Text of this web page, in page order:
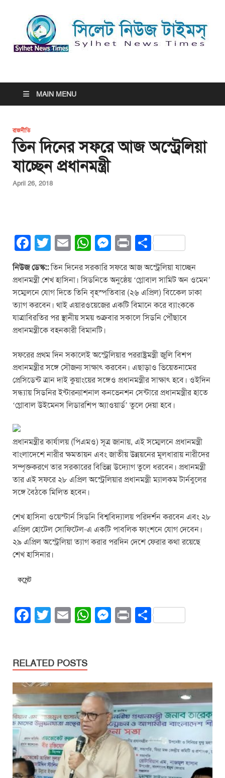
সিলেট নিউজ টাইমস্ | Sylhet
News Times
MAIN MENU
রাজনীতি
তিন দিনের সফরে আজ অস্ট্রেলিয়া
যাচ্ছেন প্রধানমন্ত্রী
April 26, 2018
F
a
c
e
b
o
o
k
T
wi
tt
er
E
ail
W
at
s
A
p
p
M
ss
e
n
g
Pr
in
t
S
h
ar
e
নিউজ ডেস্ক::তিন দিনের সরকারি সফরে আজ অস্ট্রেলিয়া যাচ্ছেন
প্রধানমন্ত্রী শেখ হাসিনা। সিডনিতে অনুষ্ঠেয় ‘গ্লোবাল সামিট অন ওমেন’
সম্মেলনে যোগ দিতে তিনি বৃহস্পতিবার (২৬ এপ্রিল) বিকেেল ঢাকা
ত্যাগ করবেন। থাই এয়ারওয়েজের একটি বিমানে করে ব্যাংককে
যাত্রাবিরতির পর স্থানীয় সময় শুক্রবার সকালে সিডনি পৌঁছাবে
প্রধানমন্ত্রীকে বহনকারী বিমানটি।
সফরের প্রথম দিন সকালেই অস্ট্রেলিয়ার পররাষ্ট্রমন্ত্রী জুলি বিশপ
প্রধানমন্ত্রীর সঙ্গে সৌজন্য সাক্ষাৎ করবেন। এছাড়াও ভিয়েতনামের
প্রেসিডেন্ট ত্রান দাই কুয়াংয়ের সঙ্গেও প্রধানমন্ত্রীর সাক্ষাৎ হবে। ওইদিন
সন্ধ্যায় সিডনির ইন্টারন্যাশনাল কনভেনশন সেন্টারে প্রধানমন্ত্রীর হাতে
‘গ্লোবাল উইমেনস লিডারশিপ অ্যাওয়ার্ড’ তুলে দেয়া হবে।
প্রধানমন্ত্রীর কার্যালয় (পিএমও) সূত্র জানায়, এই সম্মেলনে প্রধানমন্ত্রী
বাংলাদেশে নারীর ক্ষমতায়ন এবং জাতীয় উন্নয়নের মূলধারায় নারীদের
সম্পৃক্তকরণে তার সরকারের বিভিন্ন উদ্যোগ তুলে ধরবেন। প্রধানমন্ত্রী
তার এই সফরে ২৮ এপ্রিল অস্ট্রেলিয়ার প্রধানমন্ত্রী ম্যালকম টার্নবুলের
সঙ্গে বৈঠকে মিলিত হবেন।
শেখ হাসিনা ওয়েস্টার্ন সিডনি বিশ্ববিদ্যালয় পরিদর্শন করবেন এবং ২৮
এপ্রিল হোটেল সোফিটেল-এ একটি পাবলিক ফাংশনে যোগ দেবেন।
২৯ এপ্রিল অস্ট্রেলিয়া ত্যাগ করার পরদিন দেশে ফেরার কথা রয়েছে
শেখ হাসিনার।
কমেন্ট
F
e
b
o
o
k
T
er
E
W
A
p
p
M
n
g
er
Pr S
RELATED POSTS